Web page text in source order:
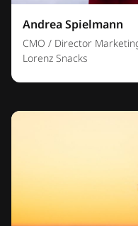
Andrea Spielmann
CMO / Director
Lorenz Snacks